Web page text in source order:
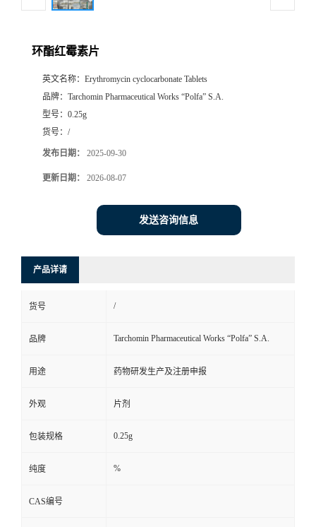
系
方
式
环酯红霉素片
英文名称： Erythromycin cyclocarbonate Tablets
品牌： Tarchomin Pharmaceutical Works “Polfa” S.A.
型号： 0.25g
货号： /
发布日期： 2025-09-30
更新日期： 2026-08-07
发送咨询信息
产品详请
货号 /
品牌 Tarchomin Pharmaceutical Works “Polfa” S.A.
用途 药物研发生产及注册申报
外观 片剂
包装规格 0.25g
纯度 %
CAS编号